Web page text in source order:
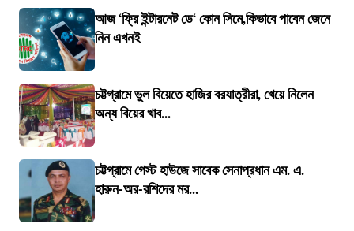
আজ ‘ফ্রি ইন্টারনেট ডে‘ কোন সিমে,কিভাবে পাবেন জেনে
নিন এখনই
চট্টগ্রামে ভুল বিয়েতে হাজির বরযাত্রীরা, খেয়ে নিলেন
অন্য বিয়ের খাব...
চট্টগ্রামে গেস্ট হাউজে সাবেক সেনাপ্রধান এম. এ.
হারুন-অর-রশিদের মর...